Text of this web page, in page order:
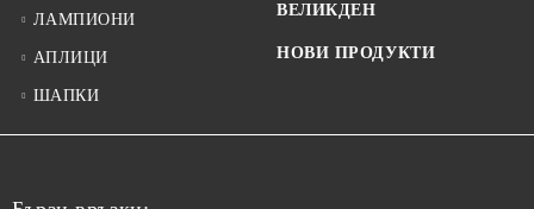
ЛАМПИОНИ
АПЛИЦИ
ШАПКИ
ВЕЛИКДЕН
НОВИ ПРОДУКТИ